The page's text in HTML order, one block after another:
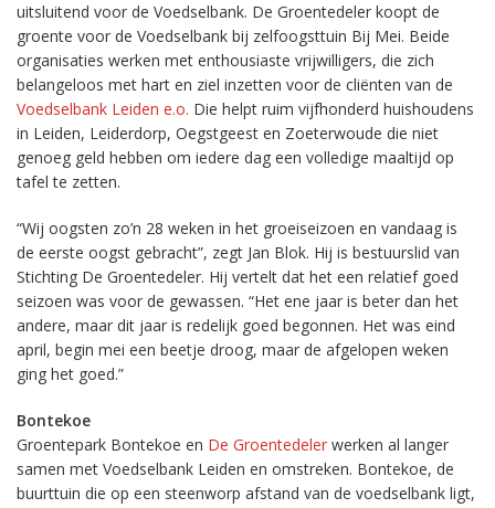
uitsluitend voor de Voedselbank. De Groentedeler koopt de
groente voor de Voedselbank bij zelfoogsttuin Bij Mei. Beide
organisaties werken met enthousiaste vrijwilligers, die zich
belangeloos met hart en ziel inzetten voor de cliënten van de
Voedselbank Leiden e.o. Die helpt ruim vijfhonderd huishoudens
in Leiden, Leiderdorp, Oegstgeest en Zoeterwoude die niet
genoeg geld hebben om iedere dag een volledige maaltijd op
tafel te zetten.
“Wij oogsten zo’n 28 weken in het groeiseizoen en vandaag is
de eerste oogst gebracht”, zegt Jan Blok. Hij is bestuurslid van
Stichting De Groentedeler. Hij vertelt dat het een relatief goed
seizoen was voor de gewassen. “Het ene jaar is beter dan het
andere, maar dit jaar is redelijk goed begonnen. Het was eind
april, begin mei een beetje droog, maar de afgelopen weken
ging het goed.”
Bontekoe
Groentepark Bontekoe en De Groentedeler werken al langer
samen met Voedselbank Leiden en omstreken. Bontekoe, de
buurttuin die op een steenworp afstand van de voedselbank ligt,